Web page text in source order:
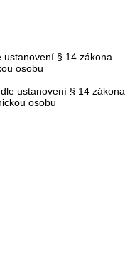
§ 14 zákona
osobu
ustanovení § 14 zákona
osobu